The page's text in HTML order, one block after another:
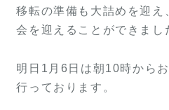
移転の準備も大詰めを迎え
会を迎えることができまし
明日1月6日は朝10時から
行っております。